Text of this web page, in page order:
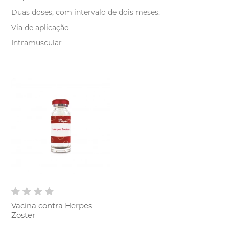
Duas doses, com intervalo de dois meses.
Via de aplicação
Intramuscular
Vacina contra Herpes
Zoster